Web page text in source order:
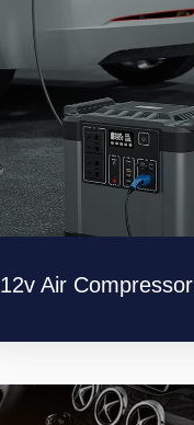
12v Air Compressor